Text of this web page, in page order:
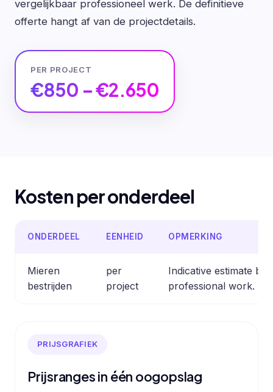
vergelijkbaar professioneel werk. De definitieve
offerte hangt af van de projectdetails.
PER PROJECT
€850 – €2.650
Kosten per onderdeel
ONDERDEEL EENHEID OPMERKING
Mieren
bestrijden
per
project
Indicative estimate
professional work.
PRIJSGRAFIEK
Prijsranges in één oogopslag